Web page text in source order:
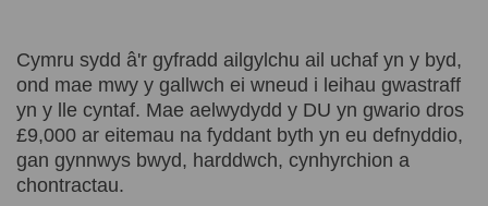
Cymru sydd â'r gyfradd ailgylchu ail uchaf yn y byd,
ond mae mwy y gallwch ei wneud i leihau gwastraff
yn y lle cyntaf. Mae aelwydydd y DU yn gwario dros
£9,000 ar eitemau na fyddant byth yn eu defnyddio,
gan gynnwys bwyd, harddwch, cynhyrchion a
chontractau.